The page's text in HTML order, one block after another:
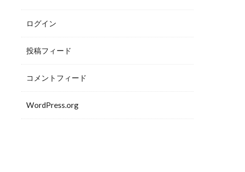
ログイン
投稿フィード
コメントフィード
WordPress.org